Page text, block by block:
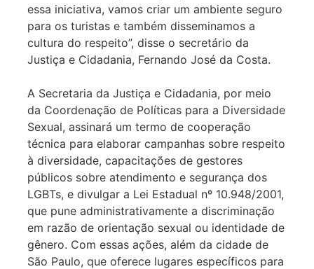
essa iniciativa, vamos criar um ambiente seguro
para os turistas e também disseminamos a
cultura do respeito”, disse o secretário da
Justiça e Cidadania, Fernando José da Costa.
A Secretaria da Justiça e Cidadania, por meio
da Coordenação de Políticas para a Diversidade
Sexual, assinará um termo de cooperação
técnica para elaborar campanhas sobre respeito
à diversidade, capacitações de gestores
públicos sobre atendimento e segurança dos
LGBTs, e divulgar a Lei Estadual nº 10.948/2001,
que pune administrativamente a discriminação
em razão de orientação sexual ou identidade de
gênero. Com essas ações, além da cidade de
São Paulo, que oferece lugares específicos para